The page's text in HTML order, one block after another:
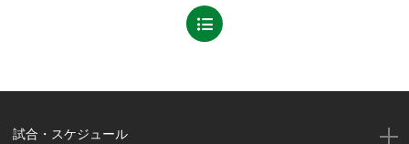
試合・スケジュール